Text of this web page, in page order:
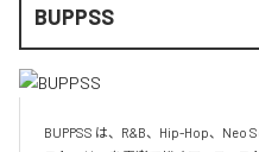
BUPPSS
BUPPSS は、R&B、Hip-Hop、Neo